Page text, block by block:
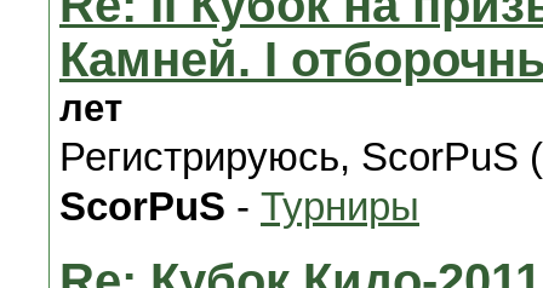
Камней. I
лет
Регистрируюсь, ScorPuS
ScorPuS - Турниры